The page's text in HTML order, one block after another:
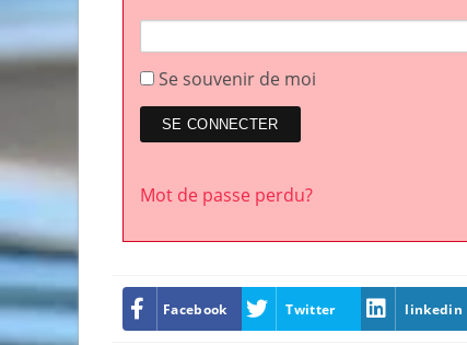
Se souvenir de moi
Mot de passe perdu?
Facebook Twitter linkedin